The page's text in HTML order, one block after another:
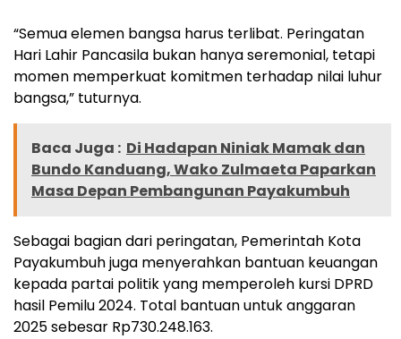
“Semua elemen bangsa harus terlibat. Peringatan
Hari Lahir Pancasila bukan hanya seremonial, tetapi
momen memperkuat komitmen terhadap nilai luhur
bangsa,” tuturnya.
Baca Juga : Di Hadapan Niniak Mamak dan
Bundo Kanduang, Wako Zulmaeta Paparkan
Masa Depan Pembangunan Payakumbuh
Sebagai bagian dari peringatan, Pemerintah Kota
Payakumbuh juga menyerahkan bantuan keuangan
kepada partai politik yang memperoleh kursi DPRD
hasil Pemilu 2024. Total bantuan untuk anggaran
2025 sebesar Rp730.248.163.